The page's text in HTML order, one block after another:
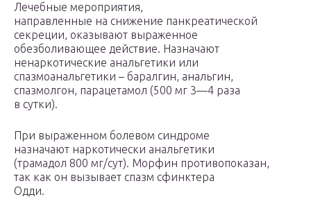
Лечебные мероприятия,
направленные на снижение панкреатической
секреции, оказывают выраженное
обезболивающее действие. Назначают
ненаркотические анальгетики или
спазмоанальгетики – баралгин, анальгин,
спазмолгон, парацетамол (500 мг 3—4 раза
в сутки).
При выраженном болевом синдроме
назначают наркотически анальгетики
(трамадол 800 мг/сут). Морфин противопоказан,
так как он вызывает спазм сфинктера
Одди.